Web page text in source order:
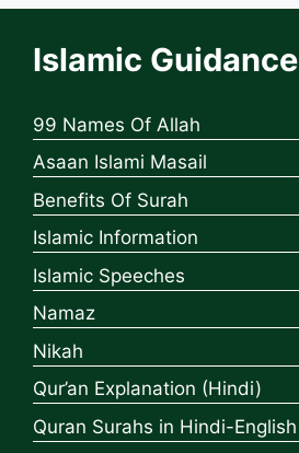
Islamic Guidance
99 Names Of Allah
Asaan Islami Masail
Benefits Of Surah
Islamic Information
Islamic Speeches
Namaz
Nikah
Qur’an Explanation (Hindi)
Quran Surahs in Hindi-English